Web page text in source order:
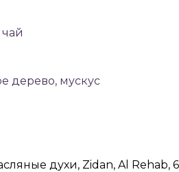
дерево, мускус
духи, Zidan, Al Rehab,